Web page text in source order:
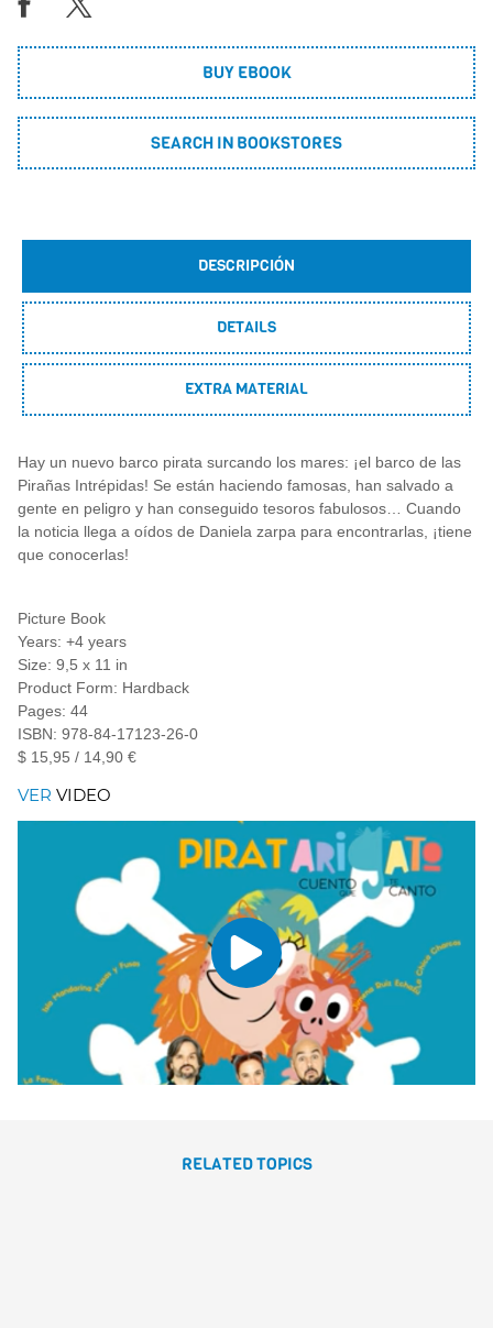
BUY EBOOK
SEARCH IN BOOKSTORES
DESCRIPCIÓN
DETAILS
EXTRA MATERIAL
Hay un nuevo barco pirata surcando los mares: ¡el barco de las
Pirañas Intrépidas! Se están haciendo famosas, han salvado a
gente en peligro y han conseguido tesoros fabulosos… Cuando
la noticia llega a oídos de Daniela zarpa para encontrarlas, ¡tiene
que conocerlas!
Picture Book
Years: +4 years
Size: 9,5 x 11 in
Product Form: Hardback
Pages: 44
ISBN: 978-84-17123-26-0
$ 15,95 / 14,90 €
VER VIDEO
RELATED TOPICS